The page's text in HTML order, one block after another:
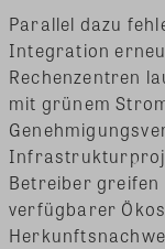
Parallel dazu
Integration
Rechenzentren
mit grünem
Betreiber greifen
verfügbarer